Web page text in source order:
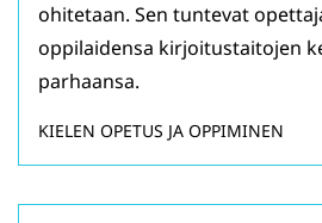
ohitetaan. Sen tuntevat
oppilaidensa kirjoitustaitojen
parhaansa.
KIELEN OPETUS JA OPPIMINEN